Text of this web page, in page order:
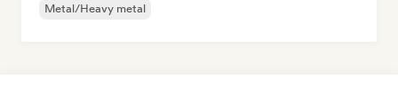
Metal/Heavy metal